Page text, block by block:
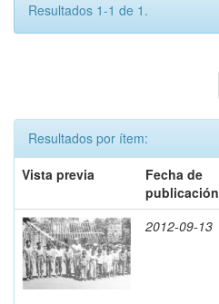
Resultados 1-1 de 1.
Resultados por ítem:
Vista previa
Fecha de
publicación
2012-09-13